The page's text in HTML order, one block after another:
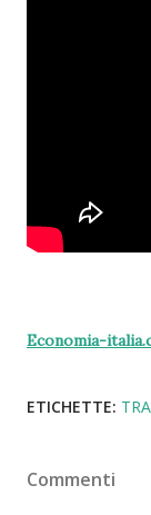
Economia-
ETICHETTE:
Commenti